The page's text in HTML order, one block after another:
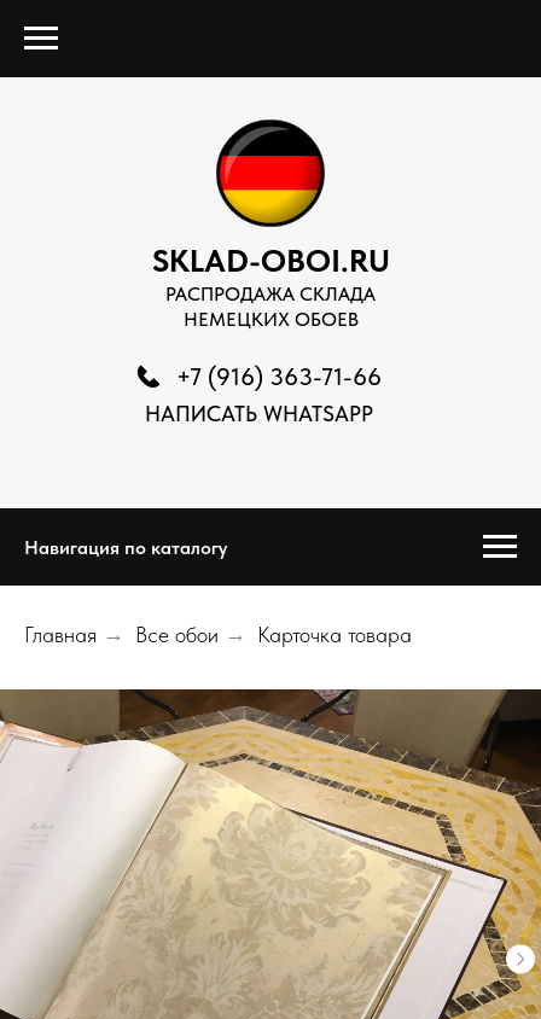
SKLAD-OBOI.RU
РАСПРОДАЖА СКЛАДА
НЕМЕЦКИХ ОБОЕВ
+7 (916) 363-71-66
НАПИСАТЬ WHATSAPP
Навигация по каталогу
Главная → Все обои → Карточка товара